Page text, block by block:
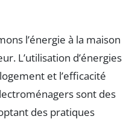
l’énergie à la maison
L’utilisation d’énergies
et l’efficacité
sont des
des pratiques